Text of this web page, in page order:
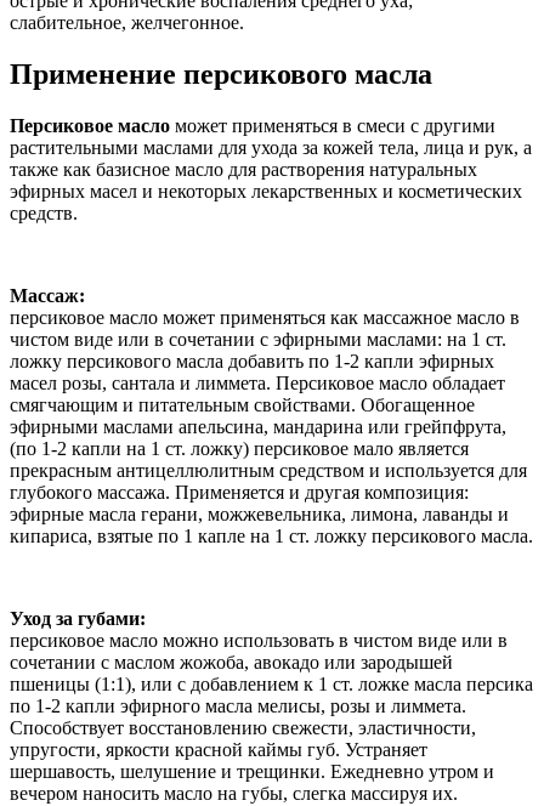
слабительное, желчегонное.
Применение персикового масла
Персиковое масло может применяться в смеси с другими
растительными маслами для ухода за кожей тела, лица и рук, а
также как базисное масло для растворения натуральных
эфирных масел и некоторых лекарственных и косметических
средств.
Массаж:
персиковое масло может применяться как массажное масло в
чистом виде или в сочетании с эфирными маслами: на 1 ст.
ложку персикового масла добавить по 1-2 капли эфирных
масел розы, сантала и лиммета. Персиковое масло обладает
смягчающим и питательным свойствами. Обогащенное
эфирными маслами апельсина, мандарина или грейпфрута,
(по 1-2 капли на 1 ст. ложку) персиковое мало является
прекрасным антицеллюлитным средством и используется для
глубокого массажа. Применяется и другая композиция:
эфирные масла герани, можжевельника, лимона, лаванды и
кипариса, взятые по 1 капле на 1 ст. ложку персикового масла.
Уход за губами:
персиковое масло можно использовать в чистом виде или в
сочетании с маслом жожоба, авокадо или зародышей
пшеницы (1:1), или с добавлением к 1 ст. ложке масла персика
по 1-2 капли эфирного масла мелисы, розы и лиммета.
Способствует восстановлению свежести, эластичности,
упругости, яркости красной каймы губ. Устраняет
шершавость, шелушение и трещинки. Ежедневно утром и
вечером наносить масло на губы, слегка массируя их.